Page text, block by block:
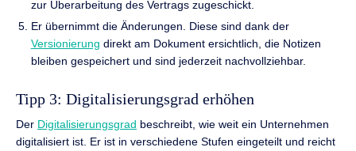
zur Überarbeitung des Vertrags zugeschickt.
Er übernimmt die Änderungen. Diese sind dank der
Versionierung direkt am Dokument ersichtlich, die Notizen
bleiben gespeichert und sind jederzeit nachvollziehbar.
Tipp 3: Digitalisierungsgrad erhöhen
Der Digitalisierungsgrad beschreibt, wie weit ein Unternehmen
digitalisiert ist. Er ist in verschiedene Stufen eingeteilt und reicht